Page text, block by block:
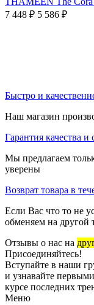
7 448 ₽ 5 586 ₽
Быстро и
Наш магазин
Гарантия качества
Мы предлагаем
уверены
Возврат товара в
Если Вас что то не
обменяем на другой
Отзывы о нас на
Присоединяйтесь!
Вступайте в наши
и узнавайте
курсе последних
Меню